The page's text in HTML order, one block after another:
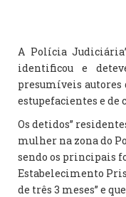
A Polícia
identificou e
presumíveis autores
estupefacientes e de
Os detidos”
mulher na zona do
sendo os principais
Estabelecimento
de três 3 meses” e